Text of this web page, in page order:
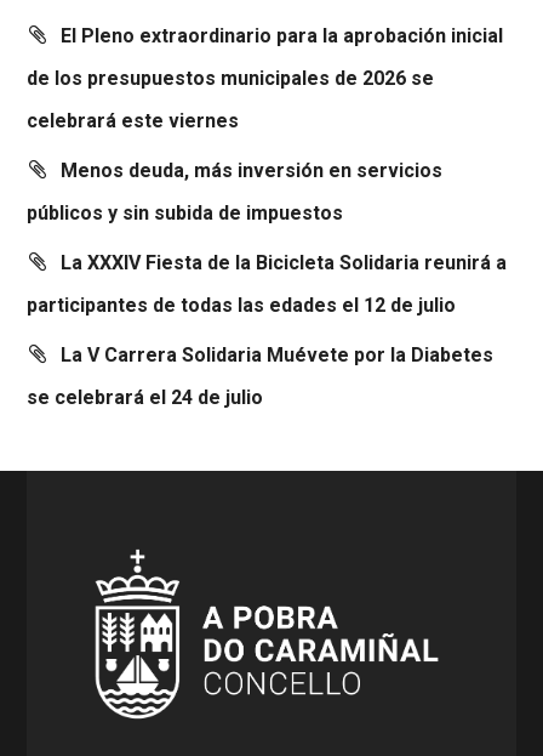
El Pleno extraordinario para la aprobación inicial
de los presupuestos municipales de 2026 se
celebrará este viernes
Menos deuda, más inversión en servicios
públicos y sin subida de impuestos
La XXXIV Fiesta de la Bicicleta Solidaria reunirá a
participantes de todas las edades el 12 de julio
La V Carrera Solidaria Muévete por la Diabetes
se celebrará el 24 de julio